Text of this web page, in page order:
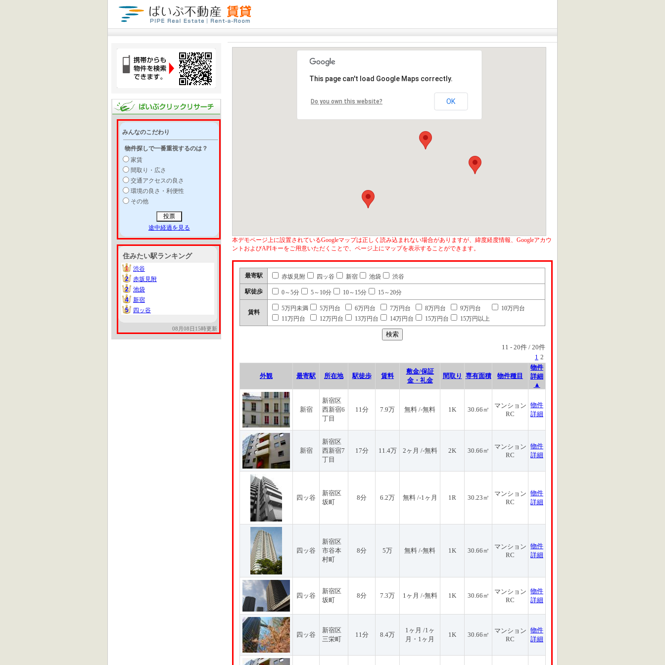
みんなのこだわり
物件探しで一番重視するのは？
家賃
間取り・広さ
交通アクセスの良さ
環境の良さ・利便性
その他
途中経過を見る
住みたい駅ランキング
1
1
渋谷
2
2
赤坂見附
2
2
池袋
4
4
新宿
5
5 四ッ谷
08月08日15時更新
This page can't load Google Maps correctly.
Do you own this website? OK
本デモページ上に設置されているGoogleマップは正しく読み込まれない場合がありますが、緯度経度情報、Googleアカウ
ントおよびAPIキーをご用意いただくことで、ページ上にマップを表示することができます。
最寄駅 赤坂見附 四ッ谷 新宿 池袋 渋谷
駅徒歩 0～5分 5～10分 10～15分 15～20分
賃料
5万円未満 5万円台 6万円台 7万円台 8万円台 9万円台
10万円台
11万円台
12万円台 13万円台 14万円台 15万円台 15万円以上
11 - 20件 / 20件
1 2
外観 最寄駅 所在地 駅徒歩 賃料
敷金/保証
金・礼金
間取り 専有面積 物件種目
物件
詳細
▲
新宿
新宿区
西新宿6
丁目
11分 7.9万 無料 /-無料 1K 30.66㎡
マンション
RC
物件
詳細
新宿
新宿区
西新宿7
丁目
17分 11.4万 2ヶ月 /-無料 2K 30.66㎡
マンション
RC
物件
詳細
四ッ谷
新宿区
坂町
8分 6.2万 無料 /-1ヶ月 1R 30.23㎡
マンション
RC
物件
詳細
四ッ谷
新宿区
市谷本
村町
8分 5万 無料 /-無料 1K 30.66㎡
マンション
RC
物件
詳細
四ッ谷
新宿区
坂町
8分 7.3万 1ヶ月 /-無料 1K 30.66㎡
マンション
RC
物件
詳細
四ッ谷
新宿区
三栄町
11分 8.4万
1ヶ月 /1ヶ
月・1ヶ月
1K 30.66㎡
マンション
RC
物件
詳細